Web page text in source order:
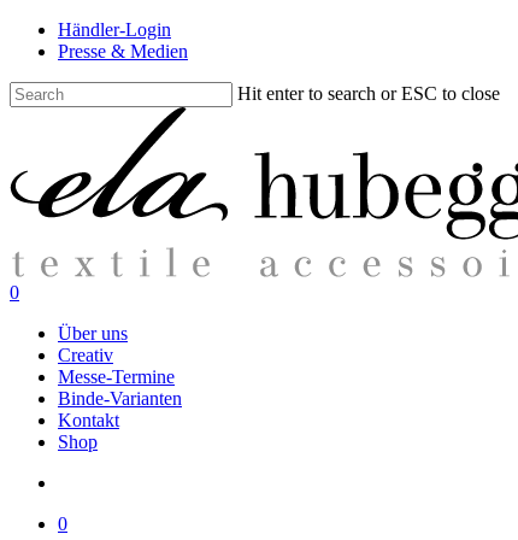
Skip
content
Händler-Login
Presse & Medien
Hit enter to search or ESC to close
search
0
Über uns
Creativ
Messe-Termine
Binde-Varianten
Kontakt
Shop
0